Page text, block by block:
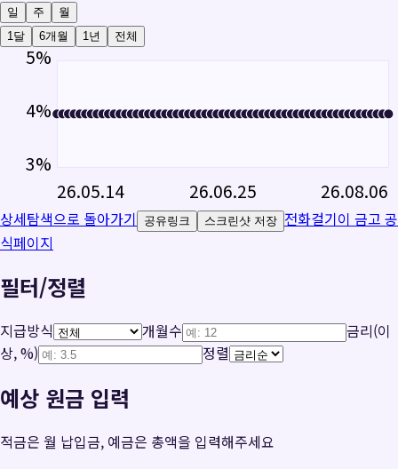
일 주
월
1달
6개월 1년 전체
5%
4%
3%
26.05.14 26.06.25 26.08.06
상세탐색으로 돌아가기 공유링크 스크린샷 저장 전화걸기이 금고 공
식페이지
필터/정렬
지급방식 개월수
금리(이
상, %)
정렬
예상 원금 입력
적금은 월 납입금, 예금은 총액을 입력해주세요